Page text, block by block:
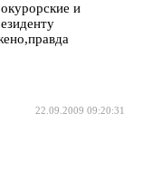
и
22.09.2009 09:20:31